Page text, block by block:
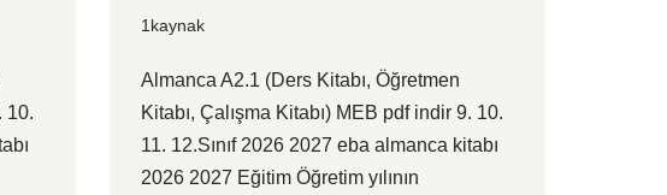
10.
1kaynak
Almanca A2.1 (Ders Kitabı, Öğretmen
Kitabı, Çalışma Kitabı) MEB pdf indir 9. 10.
11. 12.Sınıf 2026 2027 eba almanca kitabı
2026 2027 Eğitim Öğretim yılının